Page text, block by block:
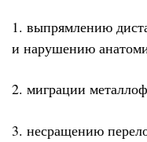
1. выпрямлению
и нарушению
2. миграции
3. несращению